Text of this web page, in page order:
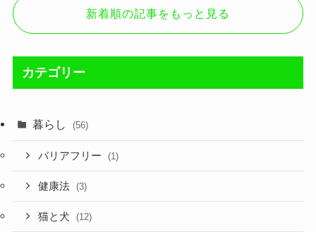
新着順の記事をもっと見る
カテゴリー
暮らし (56)
バリアフリー (1)
健康法 (3)
猫と犬 (12)